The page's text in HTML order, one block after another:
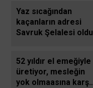
Yaz sıcağından
kaçanların adresi
Savruk Şelalesi oldu
52 yıldır el emeğiyle
üretiyor, mesleğin
yok olmaasına karşı